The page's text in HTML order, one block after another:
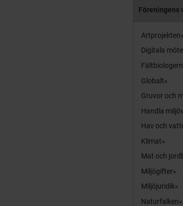
Föreningens
Artprojekten
Digitala
Globalt
Gruvor och
Handla
Hav och
Klimat
Mat och
Miljögifter
Miljöjuridik
Naturfalken